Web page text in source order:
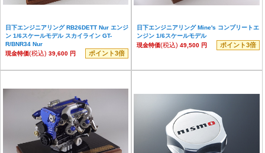
日下エンジニアリング RB26DETT Nur エンジ
ン 1/6スケールモデル スカイライン GT-
R/BNR34 Nur
現金特価(税込) 39,600 円 ポイント3倍
日下エンジニアリング Mine's コンプリートエ
ンジン 1/6スケールモデル
現金特価(税込) 49,500 円 ポイント3倍